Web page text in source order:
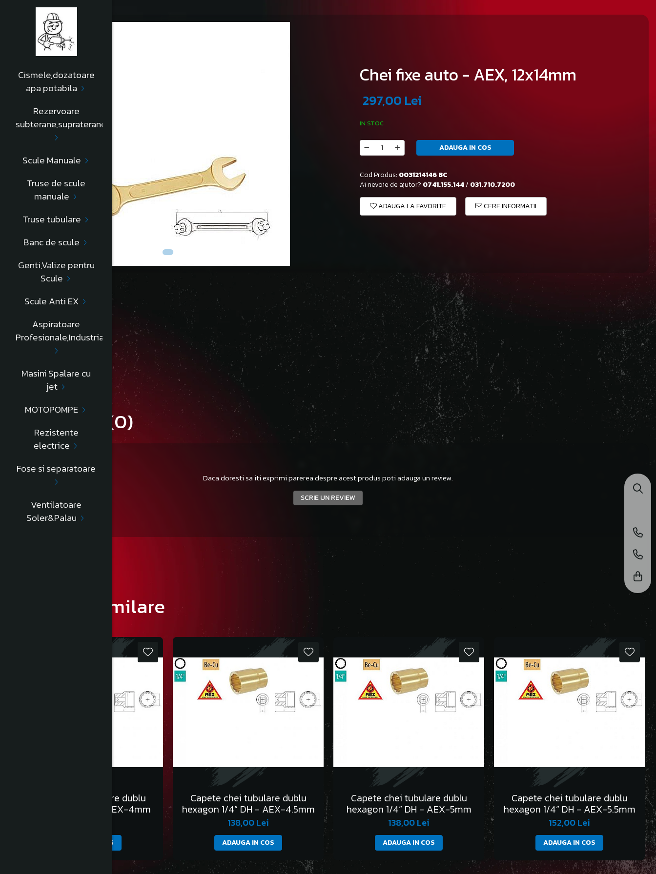
Cismele,dozatoare
apa potabila
Rezervoare
subterane,supraterane
Scule Manuale
Truse de scule
manuale
Truse tubulare
Banc de scule
Genti,Valize pentru
Scule
Scule Anti EX
Aspiratoare
Profesionale,Industriale
Masini Spalare cu
jet
MOTOPOMPE
Rezistente
electrice
Fose si separatoare
Ventilatoare
Soler&Palau
Chei fixe auto - AEX, 12x14mm
297,00 Lei
IN STOC
ADAUGA IN COS
Cod Produs: 0031214146 BC
Ai nevoie de ajutor? 0741.155.144/ 031.710.7200
ADAUGA LA FAVORITE CERE INFORMATII
Descriere
Chei fixe auto - AEX, 12x14mm
Informatii conformitate produs
Review-uri (0)
Daca doresti sa iti exprimi parerea despre acest produs poti adauga un review.
SCRIE UN REVIEW
Produse similare
Capete chei tubulare dublu
hexagon 1/4” DH - AEX-4mm
ADAUGA IN COS
Capete chei tubulare dublu
hexagon 1/4” DH - AEX-4.5mm
138,00 Lei
ADAUGA IN COS
Capete chei tubulare dublu
hexagon 1/4” DH - AEX-5mm
138,00 Lei
ADAUGA IN COS
Capete chei tubulare dublu
hexagon 1/4” DH - AEX-5.5mm
152,00 Lei
ADAUGA IN COS